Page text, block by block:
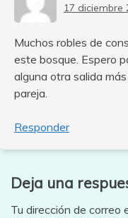
17 diciembre
Muchos robles de
este bosque. Espero
alguna otra salida
pareja.
Responder
Deja una
Tu dirección de correo